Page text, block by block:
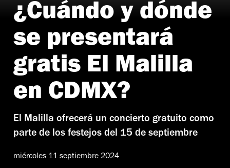
¿Cuándo y dónde
se presentará
gratis El Malilla
en CDMX?
El Malilla ofrecerá un concierto gratuito como
parte de los festejos del 15 de septiembre
miércoles 11 septiembre 2024